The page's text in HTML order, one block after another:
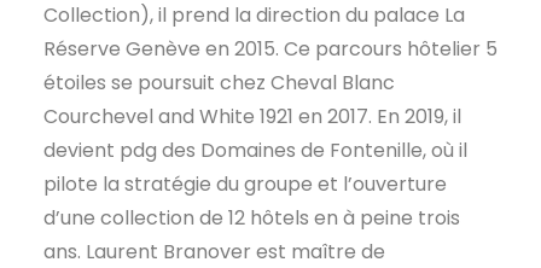
Collection), il prend la direction du palace La
Réserve Genève en 2015. Ce parcours hôtelier 5
étoiles se poursuit chez Cheval Blanc
Courchevel and White 1921 en 2017. En 2019, il
devient pdg des Domaines de Fontenille, où il
pilote la stratégie du groupe et l’ouverture
d’une collection de 12 hôtels en à peine trois
ans. Laurent Branover est maître de